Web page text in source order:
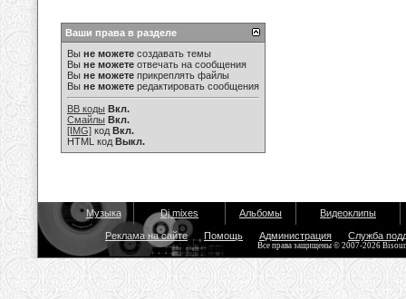
Ваши права в разделе
Вы не можете создавать темы
Вы не можете отвечать на сообщения
Вы не можете прикреплять файлы
Вы не можете редактировать сообщения
BB коды Вкл.
Смайлы Вкл.
[IMG] код Вкл.
HTML код Выкл.
Музыка Dj mixes Альбомы Видеоклипы
Реклама на сайте Помощь Администрация Служба
Все права защищены © 2007-2026